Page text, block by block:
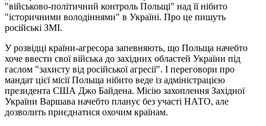
"військово-політичний контроль Польщі" над її нібито
"історичними володіннями" в Україні. Про це пишуть
російські ЗМІ.
У розвідці країни-агресора запевняють, що Польща начебто
хоче ввести свої війська до західних областей України під
гаслом "захисту від російської агресії". І переговори про
мандат цієї місії Польща нібито веде із адміністрацією
президента США Джо Байдена. Місію захоплення Західної
України Варшава начебто планує без участі НАТО, але
дозволить приєднатися охочим країнам.